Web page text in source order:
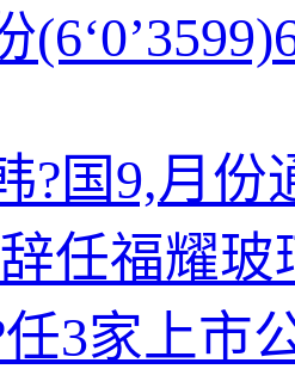
?国9,月份
任福耀
3家上市